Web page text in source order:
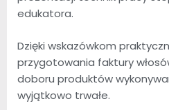
edukatora.
Dzięki wskazówkom
przygotowania faktury
doboru produktów
wyjątkowo trwałe.